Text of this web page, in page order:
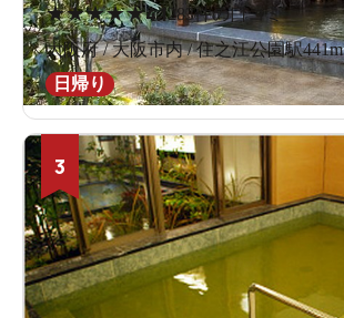
★★★★★4.1283件の口コミ
大阪府 / 大阪市内 / 住之江公園駅441m
日帰り
3